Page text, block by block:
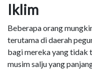
Iklim
Beberapa orang
terutama di daerah
bagi mereka yang tidak
musim salju yang